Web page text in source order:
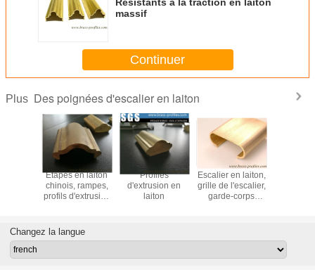
massif
Continuer
Plus Des poignées d'escalier en laiton
Étapes en laiton
chinois, rampes,
profils d'extrusion
Profiles
d'extrusion en
laiton
Escalier en laiton,
grille de l'escalier,
garde-corps
Changez la langue